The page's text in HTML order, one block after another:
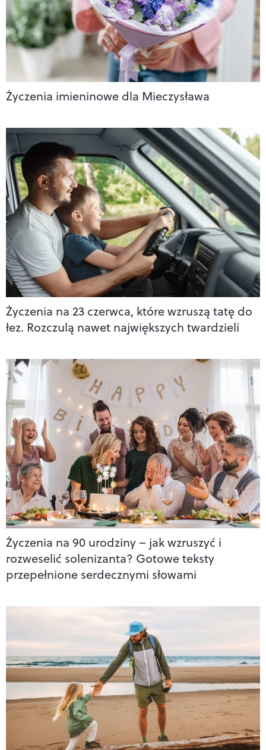
Życzenia imieninowe dla Mieczysława
Życzenia na 23 czerwca, które wzruszą tatę do
łez. Rozczulą nawet największych twardzieli
Życzenia na 90 urodziny – jak wzruszyć i
rozweselić solenizanta? Gotowe teksty
przepełnione serdecznymi słowami